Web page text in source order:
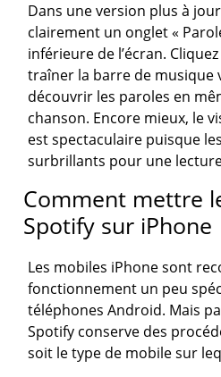
Dans une version plus à
clairement un onglet «
inférieure de l’écran.
traîner la barre de musique
découvrir les paroles en
chanson. Encore mieux, le
est spectaculaire puisque
surbrillants pour une
Comment mettre
Spotify sur iPhone
Les mobiles iPhone sont
fonctionnement un peu
téléphones Android. Mais
Spotify conserve des
soit le type de mobile sur